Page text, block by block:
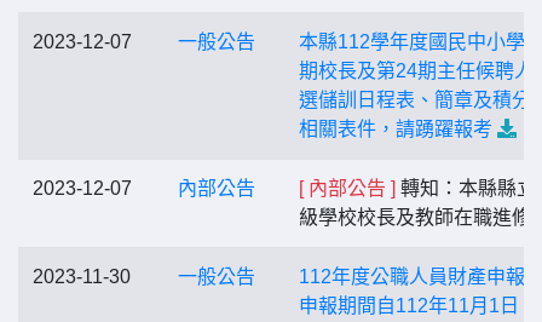
2023-12-07 一般公告
本縣112學年度國民中小學
期校長及第24期主任候聘人
選儲訓日程表、簡章及積分
相關表件，請踴躍報考
2023-12-07 內部公告 [ 內部公告 ] 轉知：本縣縣立
級學校校長及教師在職進修
2023-11-30 一般公告
112年度公職人員財產申報
申報期間自112年11月1日